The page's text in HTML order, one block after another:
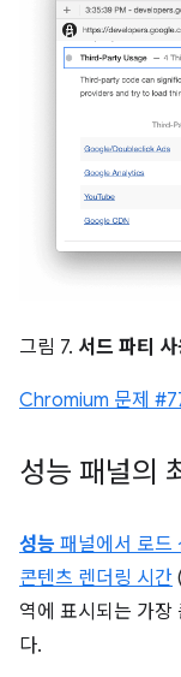
그림 7. 서드 파티
Chromium 문제
성능 패널의
성능 패널에서 로드
콘텐츠 렌더링 시간
역에 표시되는 가장
다.